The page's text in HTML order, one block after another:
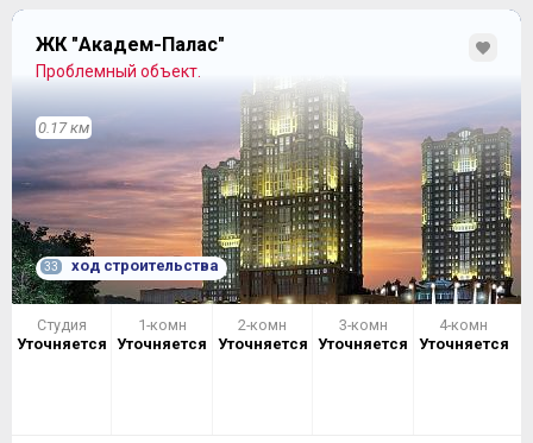
ЖК "Академ-Палас"
Проблемный объект.
0.17 км
33 ход строительства
Студия
Уточняется
1-комн
Уточняется
2-комн
Уточняется
3-комн
Уточняется
4-комн
Уточняется